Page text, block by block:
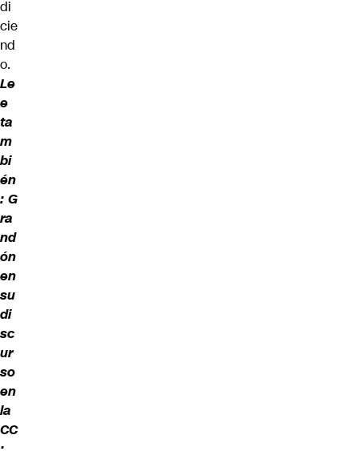
di
cie
nd
o.
Le
e
ta
m
bi
én
: G
ra
nd
ón
en
su
di
sc
ur
so
en
la
CC